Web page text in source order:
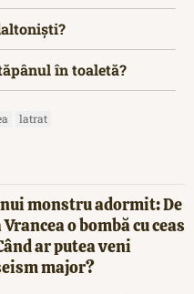
în toaletă?
latrat
monstru adormit: De
o bombă cu ceas
ar putea veni
major?